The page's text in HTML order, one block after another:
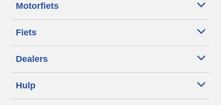
Motorfiets
Fiets
Dealers
Hulp